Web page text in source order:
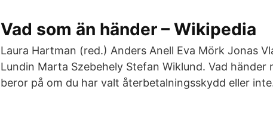
Vad som än händer – Wikipedia
Laura Hartman (red.) Anders Anell Eva Mörk Jonas
Lundin Marta Szebehely Stefan Wiklund. Vad händer
beror på om du har valt återbetalningsskydd eller